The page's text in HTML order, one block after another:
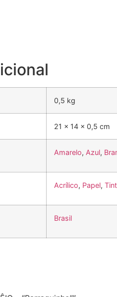
0,5 kg
21 × 14 × 0,5 cm
Amarelo, Azul,
Acrílico, Papel,
Brasil